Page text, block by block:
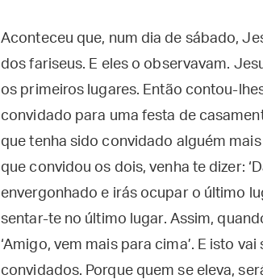
Aconteceu que, num dia de sábado,
dos fariseus. E eles o observavam.
os primeiros lugares. Então contou-
convidado para uma festa de
que tenha sido convidado alguém
que convidou os dois, venha te dizer:
envergonhado e irás ocupar o último
sentar-te no último lugar. Assim,
‘Amigo, vem mais para cima’. E isto
convidados. Porque quem se eleva,